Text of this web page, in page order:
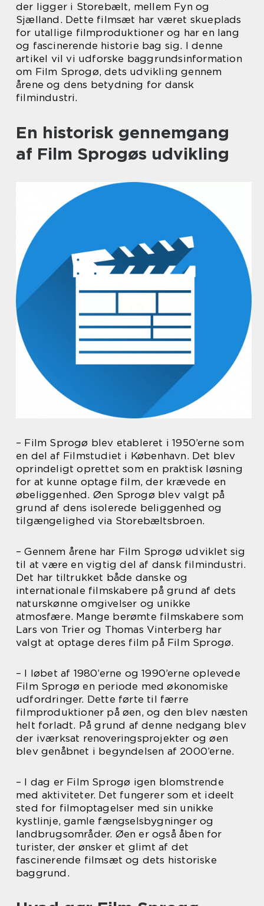
der ligger i Storebælt, mellem Fyn og
Sjælland. Dette filmsæt har været skueplads
for utallige filmproduktioner og har en lang
og fascinerende historie bag sig. I denne
artikel vil vi udforske baggrundsinformation
om Film Sprogø, dets udvikling gennem
årene og dens betydning for dansk
filmindustri.
En historisk gennemgang
af Film Sprogøs udvikling
– Film Sprogø blev etableret i 1950’erne som
en del af Filmstudiet i København. Det blev
oprindeligt oprettet som en praktisk løsning
for at kunne optage film, der krævede en
øbeliggenhed. Øen Sprogø blev valgt på
grund af dens isolerede beliggenhed og
tilgængelighed via Storebæltsbroen.
– Gennem årene har Film Sprogø udviklet sig
til at være en vigtig del af dansk filmindustri.
Det har tiltrukket både danske og
internationale filmskabere på grund af dets
naturskønne omgivelser og unikke
atmosfære. Mange berømte filmskabere som
Lars von Trier og Thomas Vinterberg har
valgt at optage deres film på Film Sprogø.
– I løbet af 1980’erne og 1990’erne oplevede
Film Sprogø en periode med økonomiske
udfordringer. Dette førte til færre
filmproduktioner på øen, og den blev næsten
helt forladt. På grund af denne nedgang blev
der iværksat renoveringsprojekter og øen
blev genåbnet i begyndelsen af 2000’erne.
– I dag er Film Sprogø igen blomstrende
med aktiviteter. Det fungerer som et ideelt
sted for filmoptagelser med sin unikke
kystlinje, gamle fængselsbygninger og
landbrugsområder. Øen er også åben for
turister, der ønsker et glimt af det
fascinerende filmsæt og dets historiske
baggrund.